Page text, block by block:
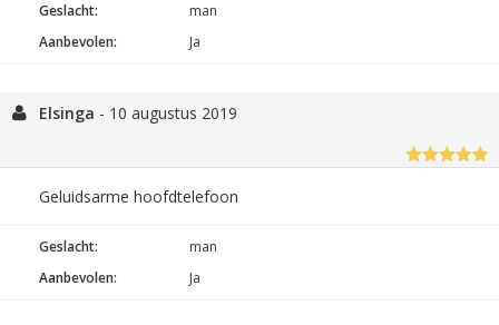
Geslacht:
man
Aanbevolen:
Ja
Elsinga - 10 augustus 2019
Geluidsarme hoofdtelefoon
Geslacht:
man
Aanbevolen:
Ja